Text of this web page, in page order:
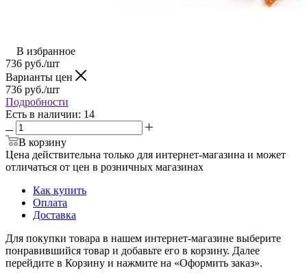
В избранное
736 руб./шт
Варианты цен
736 руб./шт
Подробности
Есть в наличии: 14
В корзину
Цена действительна только для интернет-магазина и может
отличаться от цен в розничных магазинах
Как купить
Оплата
Доставка
Для покупки товара в нашем интернет-магазине выберите
понравившийся товар и добавьте его в корзину. Далее
перейдите в Корзину и нажмите на «Оформить заказ».